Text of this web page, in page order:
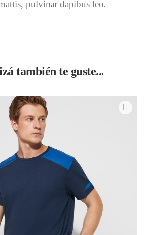
pulvinar dapibus leo.
también te guste...